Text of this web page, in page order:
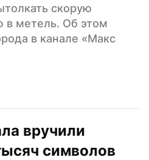
скорую
в метель. Об этом
в канале «Макс
вручили
символов